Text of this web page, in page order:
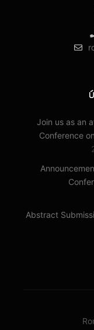
Join us as an
Conference
Abstract